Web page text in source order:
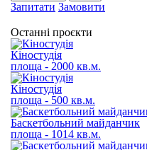
Запитати Замовити
Останні проєкти
Кіностудія
площа - 2000 кв.м.
Кіностудія
площа - 500 кв.м.
Баскетбольний майданчик
площа - 1014 кв.м.